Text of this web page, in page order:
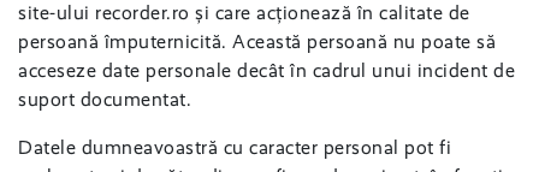
site-ului recorder.ro și care acționează în calitate de
persoană împuternicită. Această persoană nu poate să
acceseze date personale decât în cadrul unui incident de
suport documentat.
Datele dumneavoastră cu caracter personal pot fi